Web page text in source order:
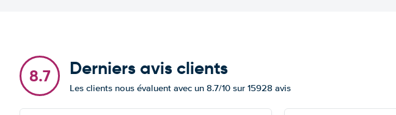
8.7 Derniers avis clients
Les clients nous évaluent avec un 8.7/10 sur 15928 avis